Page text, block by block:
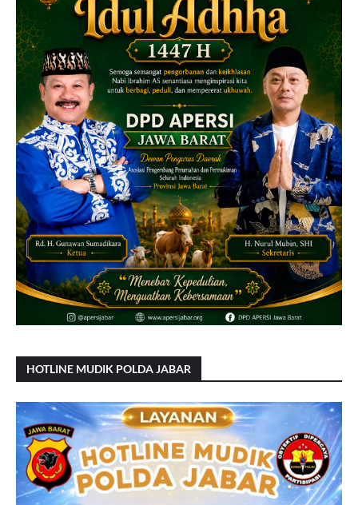
HOTLINE MUDIK POLDA JABAR